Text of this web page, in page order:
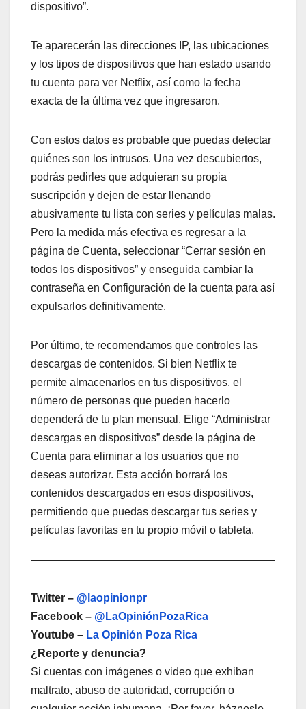
dispositivo”.
Te aparecerán las direcciones IP, las ubicaciones
y los tipos de dispositivos que han estado usando
tu cuenta para ver Netflix, así como la fecha
exacta de la última vez que ingresaron.
Con estos datos es probable que puedas detectar
quiénes son los intrusos. Una vez descubiertos,
podrás pedirles que adquieran su propia
suscripción y dejen de estar llenando
abusivamente tu lista con series y películas malas.
Pero la medida más efectiva es regresar a la
página de Cuenta, seleccionar “Cerrar sesión en
todos los dispositivos” y enseguida cambiar la
contraseña en Configuración de la cuenta para así
expulsarlos definitivamente.
Por último, te recomendamos que controles las
descargas de contenidos. Si bien Netflix te
permite almacenarlos en tus dispositivos, el
número de personas que pueden hacerlo
dependerá de tu plan mensual. Elige “Administrar
descargas en dispositivos” desde la página de
Cuenta para eliminar a los usuarios que no
deseas autorizar. Esta acción borrará los
contenidos descargados en esos dispositivos,
permitiendo que puedas descargar tus series y
películas favoritas en tu propio móvil o tableta.
Twitter – @laopinionpr
Facebook – @LaOpiniónPozaRica
Youtube – La Opinión Poza Rica
¿Reporte y denuncia?
Si cuentas con imágenes o video que exhiban
maltrato, abuso de autoridad, corrupción o